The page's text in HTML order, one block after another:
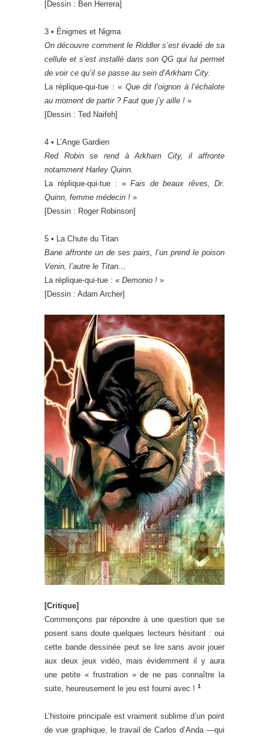
[Dessin : Ben Herrera]
3 • Énigmes et Nigma
On découvre comment le Riddler s’est évadé de sa
cellule et s’est installé dans son QG qui lui permet
de voir ce qu’il se passe au sein d’Arkham City.
La réplique-qui-tue : « Que dit l’oignon à l’échalote
au moment de partir ? Faut que j’y aille ! »
[Dessin : Ted Naifeh]
4 • L’Ange Gardien
Red Robin se rend à Arkham City, il affronte
notamment Harley Quinn.
La réplique-qui-tue : « Fais de beaux rêves, Dr.
Quinn, femme médecin ! »
[Dessin : Roger Robinson]
5 • La Chute du Titan
Bane affronte un de ses pairs, l’un prend le poison
Venin, l’autre le Titan…
La réplique-qui-tue : « Demonio ! »
[Dessin : Adam Archer]
[Critique]
Commençons par répondre à une question que se
posent sans doute quelques lecteurs hésitant : oui
cette bande dessinée peut se lire sans avoir jouer
aux deux jeux vidéo, mais évidemment il y aura
une petite « frustration » de ne pas connaître la
suite, heureusement le jeu est fourni avec ! 1
L’histoire principale est vraiment sublime d’un point
de vue graphique, le travail de Carlos d’Anda —qui